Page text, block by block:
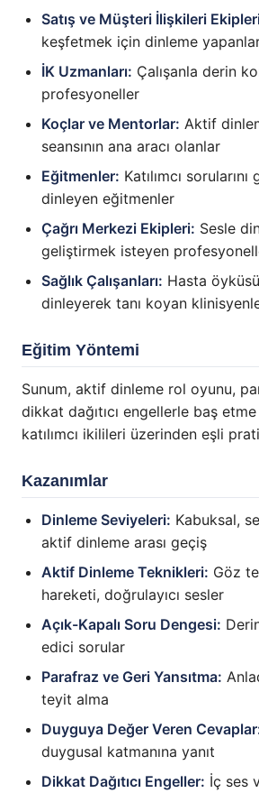
Satış ve Müşteri İlişkileri
keşfetmek için dinleme
İK Uzmanları: Çalışanla derin
profesyoneller
Koçlar ve Mentorlar: Aktif
seansının ana aracı olanlar
Eğitmenler: Katılımcı
dinleyen eğitmenler
Çağrı Merkezi Ekipleri: Sesle
geliştirmek isteyen
Sağlık Çalışanları: Hasta
dinleyerek tanı koyan
Eğitim Yöntemi
Sunum, aktif dinleme rol oyunu,
dikkat dağıtıcı engellerle baş
katılımcı ikilileri üzerinden eşli
Kazanımlar
Dinleme Seviyeleri: Kabuksal,
aktif dinleme arası geçiş
Aktif Dinleme Teknikleri: Göz
hareketi, doğrulayıcı sesler
Açık-Kapalı Soru Dengesi:
edici sorular
Parafraz ve Geri Yansıtma:
teyit alma
Duyguya Değer Veren
duygusal katmanına yanıt
Dikkat Dağıtıcı Engeller: İç ses